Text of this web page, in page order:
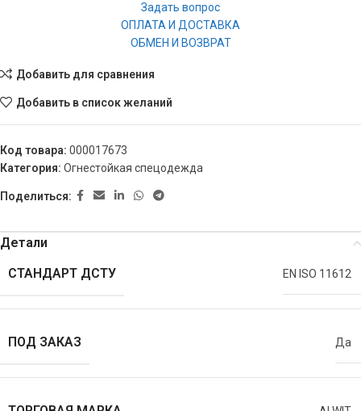
Задать вопрос
ОПЛАТА И ДОСТАВКА
ОБМЕН И ВОЗВРАТ
Добавить для сравнения
Добавить в список желаний
Код товара: 000017673
Категория: Огнестойкая спецодежда
Поделиться:
Детали
СТАНДАРТ ДСТУ
EN ISO 11612
ПОД ЗАКАЗ Да